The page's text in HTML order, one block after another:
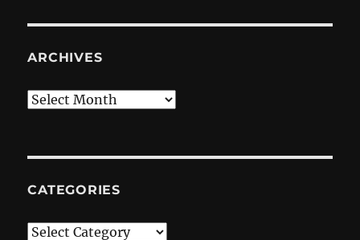
ARCHIVES
Archives
CATEGORIES
Categories